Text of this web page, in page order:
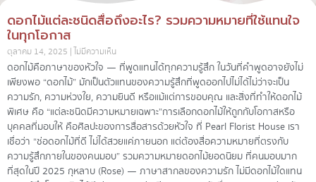
ดอกไม้แต่ละชนิดสื่อถึงอะไร? รวมความหมายที่ใช้แทนใจ
ในทุกโอกาส
ตุลาคม 14, 2025 ไม่มีความเห็น
ดอกไม้คือภาษาของหัวใจ — ที่พูดแทนได้ทุกความรู้สึก ในวันที่คำพูดอาจยังไม่
เพียงพอ “ดอกไม้” มักเป็นตัวแทนของความรู้สึกที่พูดออกไปไม่ได้ไม่ว่าจะเป็น
ความรัก, ความห่วงใย, ความยินดี หรือแม้แต่การขอบคุณ และสิ่งที่ทำให้ดอกไม้
พิเศษ คือ “แต่ละชนิดมีความหมายเฉพาะ”การเลือกดอกไม้ให้ถูกกับโอกาสหรือ
บุคคลที่มอบให้ คือศิลปะของการสื่อสารด้วยหัวใจ ที่ Pearl Florist House เรา
เชื่อว่า “ช่อดอกไม้ที่ดี ไม่ได้สวยแค่ภายนอก แต่ต้องสื่อความหมายที่ตรงกับ
ความรู้สึกภายในของคนมอบ” รวมความหมายดอกไม้ยอดนิยม ที่คนมอบมาก
ที่สุดในปี 2025 กุหลาบ (Rose) — ภาษาสากลของความรัก ไม่มีดอกไม้ใดแทน